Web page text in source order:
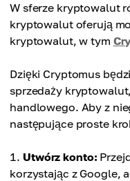
W sferze kryptowalut
kryptowalut oferują
kryptowalut, w tym
Dzięki Cryptomus
sprzedaży
handlowego. Aby z
następujące proste
Utwórz konto:
korzystając z Google,